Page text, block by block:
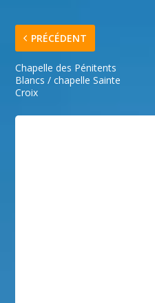
PRÉCÉDENT
Chapelle des Pénitents
Blancs / chapelle Sainte
Croix